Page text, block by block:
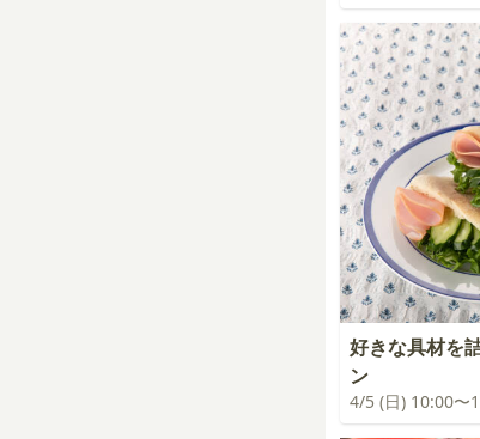
好きな具材を
ン
4/5 (日) 10:00〜